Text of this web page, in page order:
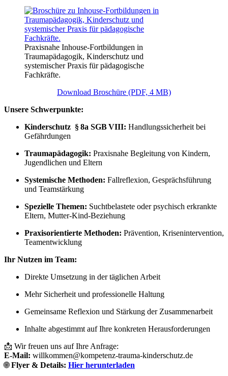
Praxisnahe Inhouse-Fortbildungen in
Traumapädagogik, Kinderschutz und
systemischer Praxis für pädagogische
Fachkräfte.
Download Broschüre (PDF, 4 MB)
Unsere Schwerpunkte:
Kinderschutz § 8a SGB VIII: Handlungssicherheit bei
Gefährdungen
Traumapädagogik: Praxisnahe Begleitung von Kindern,
Jugendlichen und Eltern
Systemische Methoden: Fallreflexion, Gesprächsführung
und Teamstärkung
Spezielle Themen: Suchtbelastete oder psychisch erkrankte
Eltern, Mutter-Kind-Beziehung
Praxisorientierte Methoden: Prävention, Krisenintervention,
Teamentwicklung
Ihr Nutzen im Team:
Direkte Umsetzung in der täglichen Arbeit
Mehr Sicherheit und professionelle Haltung
Gemeinsame Reflexion und Stärkung der Zusammenarbeit
Inhalte abgestimmt auf Ihre konkreten Herausforderungen
📩 Wir freuen uns auf Ihre Anfrage:
E-Mail: willkommen@kompetenz-trauma-kinderschutz.de
🌐Flyer & Details: Hier herunterladen